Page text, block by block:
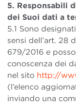
5. Responsabili
dei Suoi dati a
5.1 Sono
sensi dell’art. 28
679/2016 e
conoscenza dei
nel sito http://
(l’elenco
inviando una